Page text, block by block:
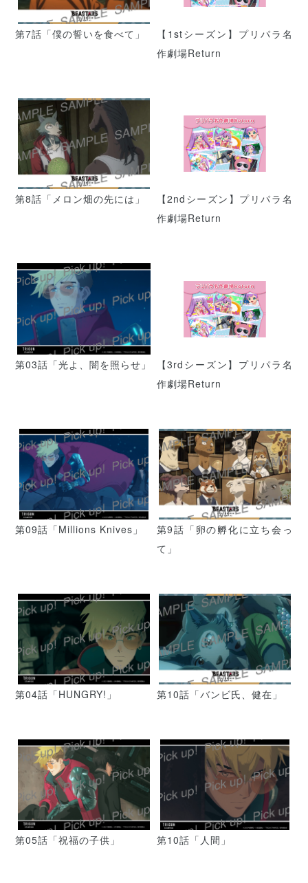
第7話「僕の誓いを食べて」
【1stシーズン】プリパラ名
作劇場Return
第8話「メロン畑の先には」
【2ndシーズン】プリパラ名
作劇場Return
第03話「光よ、闇を照らせ」
【3rdシーズン】プリパラ名
作劇場Return
第09話「Millions Knives」
第9話「卵の孵化に立ち会っ
て」
第04話「HUNGRY!」 第10話「バンビ氏、健在」
第05話「祝福の子供」 第10話「人間」